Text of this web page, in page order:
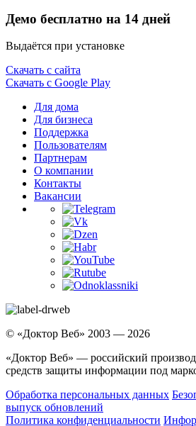
Демо бесплатно на 14 дней
Выдаётся при установке
Скачать с сайта
Скачать с Google Play
Для дома
Для бизнеса
Поддержка
Пользователям
Партнерам
О компании
Контакты
Вакансии
© «Доктор Веб» 2003 — 2026
«Доктор Веб» — российский
средств защиты информации под
Обработка персональных данных
выпуск обновлений
Политика конфиденциальности